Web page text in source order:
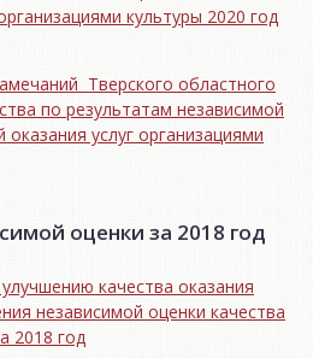
культуры 2020 год
Тверского областного
по результатам независимой
оказания услуг организациями
оценки за 2018 год
качества оказания
независимой оценки качества
2018 год